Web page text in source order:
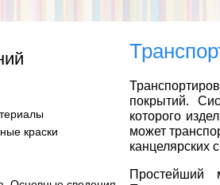
краски
покрытий.
которого
может
канцелярских
Простейший